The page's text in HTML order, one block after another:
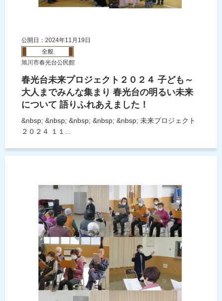
公開日：2024年11月19日
全般
旭川市春光台公民館
春光台未来プロジェクト２０２４ 子ども～
大人までみんな集まり 春光台の明るい未来
について 語りふれあえました！
&nbsp; &nbsp; &nbsp; &nbsp; &nbsp; 未来プロジェクト
２０２４ １１...